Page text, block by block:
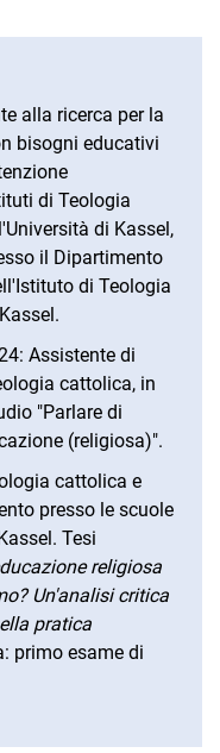
alla ricerca per la
bisogni educativi
di Teologia
di Kassel,
il Dipartimento
di Teologia
Assistente di
cattolica, in
"Parlare di
(religiosa)".
cattolica e
presso le scuole
Tesi
religiosa
Un'analisi critica
pratica
primo esame di